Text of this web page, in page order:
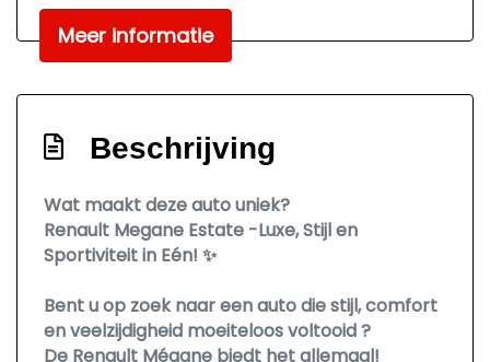
Hoofd airbag(s) voor
Keyless start
Led mistlampen
Passagiersairbag
Rijstrooksensor met correctie
Zij airbag(s) voor
Interieur
Achterbank in delen neerklapbaar
Airco automatisch
Meer informatie
Beschrijving
Wat maakt deze auto uniek?
Renault Megane Estate -Luxe, Stijl en
Sportiviteit in Eén! ✨
Bent u op zoek naar een auto die stijl, comfort
en veelzijdigheid moeiteloos voltooid ?
De Renault Mégane biedt het allemaal!